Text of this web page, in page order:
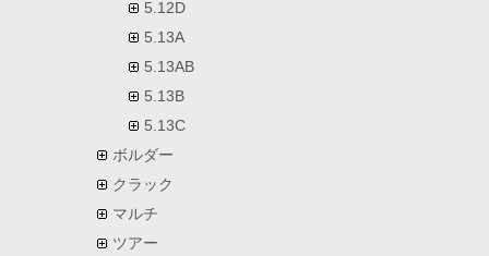
5.12D
5.13A
5.13AB
5.13B
5.13C
ボルダー
クラック
マルチ
ツアー